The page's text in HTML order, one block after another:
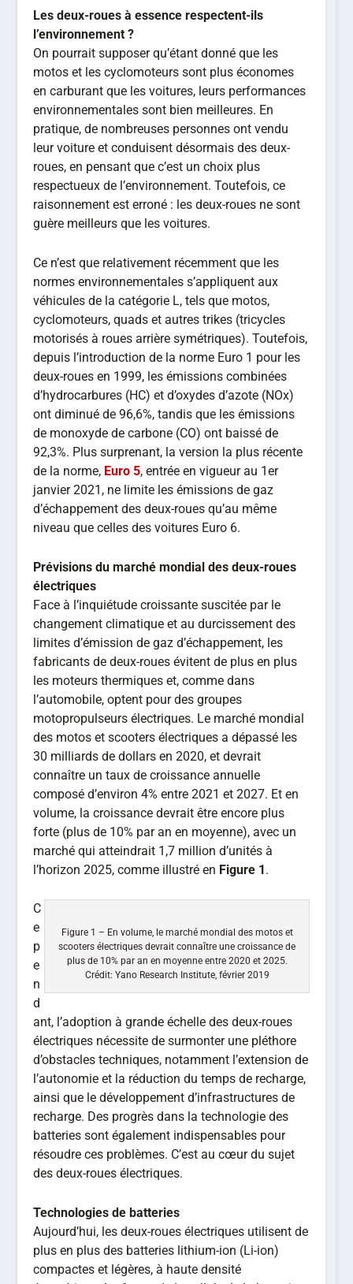
Les deux-roues à essence respectent-ils
l’environnement ?
On pourrait supposer qu’étant donné que les
motos et les cyclomoteurs sont plus économes
en carburant que les voitures, leurs performances
environnementales sont bien meilleures. En
pratique, de nombreuses personnes ont vendu
leur voiture et conduisent désormais des deux-
roues, en pensant que c’est un choix plus
respectueux de l’environnement. Toutefois, ce
raisonnement est erroné : les deux-roues ne sont
guère meilleurs que les voitures.
Ce n’est que relativement récemment que les
normes environnementales s’appliquent aux
véhicules de la catégorie L, tels que motos,
cyclomoteurs, quads et autres trikes (tricycles
motorisés à roues arrière symétriques). Toutefois,
depuis l’introduction de la norme Euro 1 pour les
deux-roues en 1999, les émissions combinées
d’hydrocarbures (HC) et d’oxydes d’azote (NOx)
ont diminué de 96,6%, tandis que les émissions
de monoxyde de carbone (CO) ont baissé de
92,3%. Plus surprenant, la version la plus récente
de la norme, Euro 5, entrée en vigueur au 1er
janvier 2021, ne limite les émissions de gaz
d’échappement des deux-roues qu’au même
niveau que celles des voitures Euro 6.
Prévisions du marché mondial des deux-roues
électriques
Face à l’inquiétude croissante suscitée par le
changement climatique et au durcissement des
limites d’émission de gaz d’échappement, les
fabricants de deux-roues évitent de plus en plus
les moteurs thermiques et, comme dans
l’automobile, optent pour des groupes
motopropulseurs électriques. Le marché mondial
des motos et scooters électriques a dépassé les
30 milliards de dollars en 2020, et devrait
connaître un taux de croissance annuelle
composé d’environ 4% entre 2021 et 2027. Et en
volume, la croissance devrait être encore plus
forte (plus de 10% par an en moyenne), avec un
marché qui atteindrait 1,7 million d’unités à
l’horizon 2025, comme illustré en Figure 1.
Figure 1 – En volume, le marché mondial des motos et
scooters électriques devrait connaître une croissance de
plus de 10% par an en moyenne entre 2020 et 2025.
Crédit: Yano Research Institute, février 2019
C
e
p
e
n
d
ant, l’adoption à grande échelle des deux-roues
électriques nécessite de surmonter une pléthore
d’obstacles techniques, notamment l’extension de
l’autonomie et la réduction du temps de recharge,
ainsi que le développement d’infrastructures de
recharge. Des progrès dans la technologie des
batteries sont également indispensables pour
résoudre ces problèmes. C’est au cœur du sujet
des deux-roues électriques.
Technologies de batteries
Aujourd’hui, les deux-roues électriques utilisent de
plus en plus des batteries lithium-ion (Li-ion)
compactes et légères, à haute densité